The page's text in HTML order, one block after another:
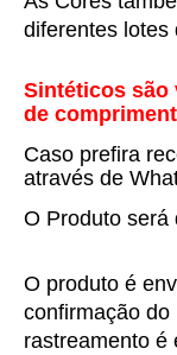
diferentes lotes
Sintéticos são
de
Caso prefira
através de
O Produto será
O produto é
confirmação
rastreamento é